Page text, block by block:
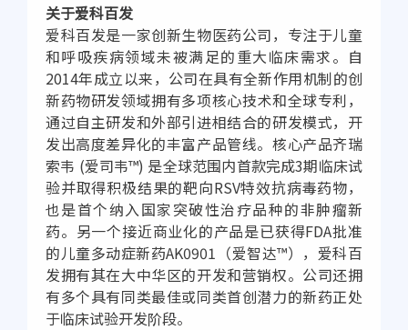
关于爱科百发
爱科百发是一家创新生物医药公司，专注于儿童
和呼吸疾病领域未被满足的重大临床需求。自
2014年成立以来，公司在具有全新作用机制的创
新药物研发领域拥有多项核心技术和全球专利，
通过自主研发和外部引进相结合的研发模式，开
发出高度差异化的丰富产品管线。核心产品齐瑞
索韦 (爱司韦™) 是全球范围内首款完成3期临床试
验并取得积极结果的靶向RSV特效抗病毒药物，
也是首个纳入国家突破性治疗品种的非肿瘤新
药。另一个接近商业化的产品是已获得FDA批准
的儿童多动症新药AK0901（爱智达™），爱科百
发拥有其在大中华区的开发和营销权。公司还拥
有多个具有同类最佳或同类首创潜力的新药正处
于临床试验开发阶段。